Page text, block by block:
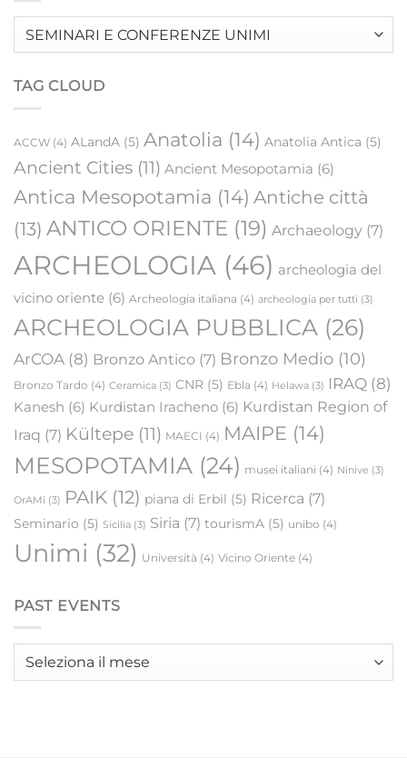
Order
TAG CLOUD
ACCW (4) ALandA (5) Anatolia (14) Anatolia Antica (5)
Ancient Cities (11) Ancient Mesopotamia (6)
Antica Mesopotamia (14) Antiche città
(13) ANTICO ORIENTE (19) Archaeology (7)
ARCHEOLOGIA (46) archeologia del
vicino oriente (6) Archeologia italiana (4) archeologia per tutti (3)
ARCHEOLOGIA PUBBLICA (26)
ArCOA (8) Bronzo Antico (7) Bronzo Medio (10)
Bronzo Tardo (4) Ceramica (3) CNR (5) Ebla (4) Helawa (3) IRAQ (8)
Kanesh (6) Kurdistan Iracheno (6) Kurdistan Region of
Iraq (7) Kültepe (11) MAECI (4) MAIPE (14)
MESOPOTAMIA (24) musei italiani (4) Ninive (3)
OrAMi (3) PAIK (12) piana di Erbil (5) Ricerca (7)
Seminario (5) Sicilia (3) Siria (7) tourismA (5) unibo (4)
Unimi (32) Università (4) Vicino Oriente (4)
PAST EVENTS
Past